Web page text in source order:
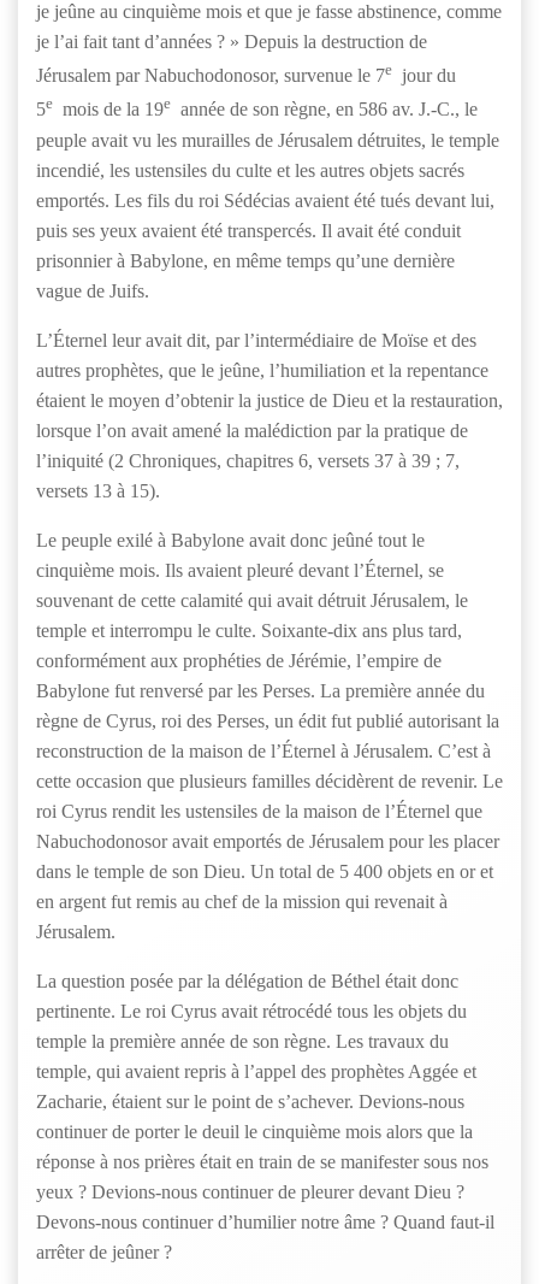
je jeûne au cinquième mois et que je fasse abstinence, comme
je l’ai fait tant d’années ? » Depuis la destruction de
Jérusalem par Nabuchodonosor, survenue le 7e jour du
5e mois de la 19e année de son règne, en 586 av. J.-C., le
peuple avait vu les murailles de Jérusalem détruites, le temple
incendié, les ustensiles du culte et les autres objets sacrés
emportés. Les fils du roi Sédécias avaient été tués devant lui,
puis ses yeux avaient été transpercés. Il avait été conduit
prisonnier à Babylone, en même temps qu’une dernière
vague de Juifs.
L’Éternel leur avait dit, par l’intermédiaire de Moïse et des
autres prophètes, que le jeûne, l’humiliation et la repentance
étaient le moyen d’obtenir la justice de Dieu et la restauration,
lorsque l’on avait amené la malédiction par la pratique de
l’iniquité (2 Chroniques, chapitres 6, versets 37 à 39 ; 7,
versets 13 à 15).
Le peuple exilé à Babylone avait donc jeûné tout le
cinquième mois. Ils avaient pleuré devant l’Éternel, se
souvenant de cette calamité qui avait détruit Jérusalem, le
temple et interrompu le culte. Soixante-dix ans plus tard,
conformément aux prophéties de Jérémie, l’empire de
Babylone fut renversé par les Perses. La première année du
règne de Cyrus, roi des Perses, un édit fut publié autorisant la
reconstruction de la maison de l’Éternel à Jérusalem. C’est à
cette occasion que plusieurs familles décidèrent de revenir. Le
roi Cyrus rendit les ustensiles de la maison de l’Éternel que
Nabuchodonosor avait emportés de Jérusalem pour les placer
dans le temple de son Dieu. Un total de 5 400 objets en or et
en argent fut remis au chef de la mission qui revenait à
Jérusalem.
La question posée par la délégation de Béthel était donc
pertinente. Le roi Cyrus avait rétrocédé tous les objets du
temple la première année de son règne. Les travaux du
temple, qui avaient repris à l’appel des prophètes Aggée et
Zacharie, étaient sur le point de s’achever. Devions-nous
continuer de porter le deuil le cinquième mois alors que la
réponse à nos prières était en train de se manifester sous nos
yeux ? Devions-nous continuer de pleurer devant Dieu ?
Devons-nous continuer d’humilier notre âme ? Quand faut-il
arrêter de jeûner ?